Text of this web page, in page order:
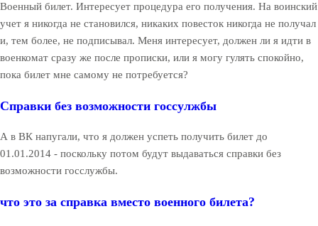
Военный билет. Интересует процедура его получения. На воинский
учет я никогда не становился, никаких повесток никогда не получал
и, тем более, не подписывал. Меня интересует, должен ли я идти в
военкомат сразу же после прописки, или я могу гулять спокойно,
пока билет мне самому не потребуется?
Справки без возможности госсулжбы
А в ВК напугали, что я должен успеть получить билет до
01.01.2014 - поскольку потом будут выдаваться справки без
возможности госслужбы.
что это за справка вместо военного билета?